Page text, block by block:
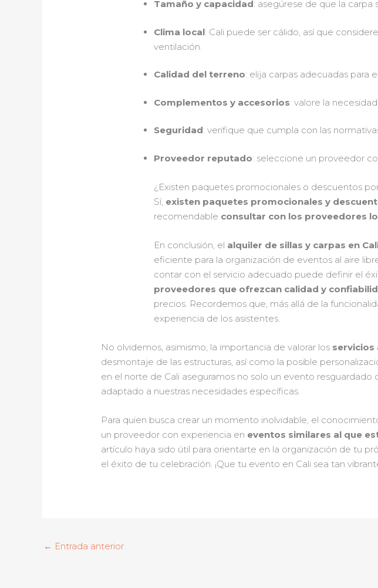
Tamaño y capacidad: asegúrese de que la carpa
Clima local: Cali puede ser cálido, así que
ventilación.
Calidad del terreno: elija carpas adecuadas para
Complementos y accesorios: valore la
Seguridad: verifique que cumpla con las
Proveedor reputado: seleccione un proveedor
¿Existen paquetes promocionales o descuentos
Sí, existen paquetes promocionales y
recomendable consultar con los proveedores
En conclusión, el alquiler de sillas y carpas en
eficiente para la organización de eventos al aire
contar con el servicio adecuado puede definir el
proveedores que ofrezcan calidad y
precios. Recordemos que, más allá de la
experiencia de los asistentes.
No olvidemos, asimismo, la importancia de valorar los servicios
desmontaje de las estructuras, así como la posible
en el norte de Cali aseguramos no solo un evento
adaptado a nuestras necesidades específicas.
Para quien busca crear un momento inolvidable, el
un proveedor con experiencia en eventos similares al que
artículo haya sido útil para orientarte en la organización de tu
el éxito de tu celebración. ¡Que tu evento en Cali sea tan
← Entrada anterior